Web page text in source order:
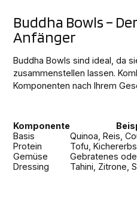
Buddha Bowls –
Anfänger
Buddha Bowls sind ideal, da
zusammenstellen lassen.
Komponenten nach Ihrem
Komponente
Basis
Quinoa, Reis,
Protein
Tofu,
Gemüse
Gebratenes
Dressing
Tahini, Zitrone,